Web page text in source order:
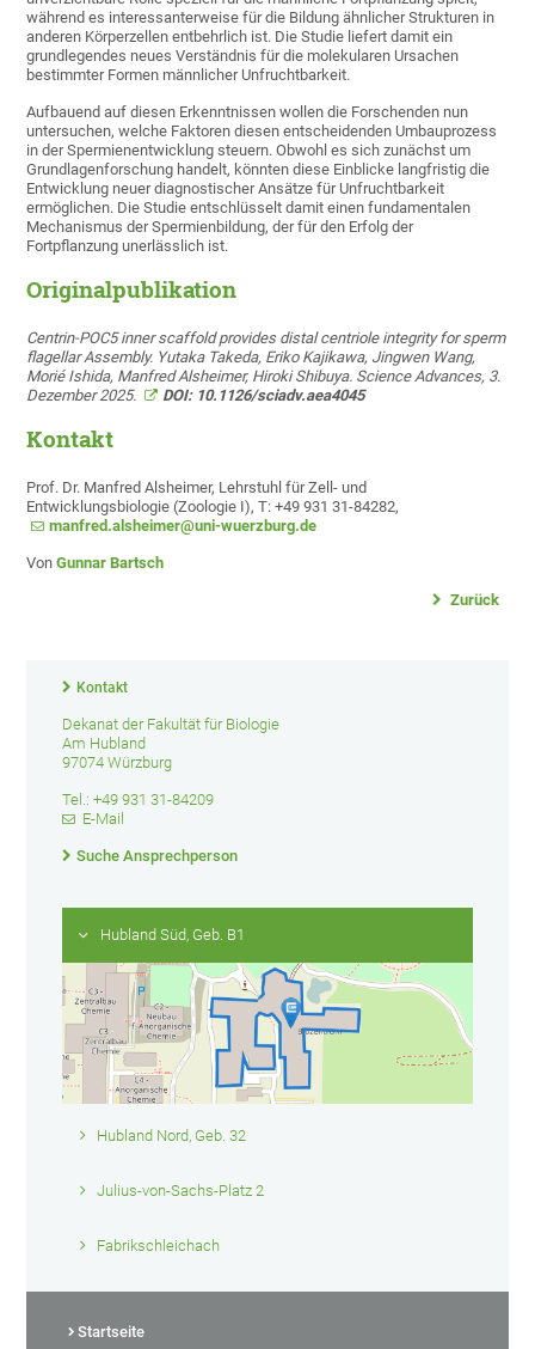
während es interessanterweise für die Bildung ähnlicher Strukturen in
anderen Körperzellen entbehrlich ist. Die Studie liefert damit ein
grundlegendes neues Verständnis für die molekularen Ursachen
bestimmter Formen männlicher Unfruchtbarkeit.
Aufbauend auf diesen Erkenntnissen wollen die Forschenden nun
untersuchen, welche Faktoren diesen entscheidenden Umbauprozess
in der Spermienentwicklung steuern. Obwohl es sich zunächst um
Grundlagenforschung handelt, könnten diese Einblicke langfristig die
Entwicklung neuer diagnostischer Ansätze für Unfruchtbarkeit
ermöglichen. Die Studie entschlüsselt damit einen fundamentalen
Mechanismus der Spermienbildung, der für den Erfolg der
Fortpflanzung unerlässlich ist.
Originalpublikation
Centrin-POC5 inner scaffold provides distal centriole integrity for sperm
flagellar Assembly. Yutaka Takeda, Eriko Kajikawa, Jingwen Wang,
Morié Ishida, Manfred Alsheimer, Hiroki Shibuya. Science Advances, 3.
Dezember 2025.
DOI: 10.1126/sciadv.aea4045
Kontakt
Prof. Dr. Manfred Alsheimer, Lehrstuhl für Zell- und
Entwicklungsbiologie (Zoologie I), T: +49 931 31-84282,
manfred.alsheimer@uni-wuerzburg.de
VonGunnar Bartsch
Zurück
Kontakt
Dekanat der Fakultät für Biologie
Am Hubland
97074 Würzburg
Tel.: +49 931 31-84209
E-Mail
Suche Ansprechperson
Hubland Süd, Geb. B1
Hubland Nord, Geb. 32
Julius-von-Sachs-Platz 2
Fabrikschleichach
Startseite